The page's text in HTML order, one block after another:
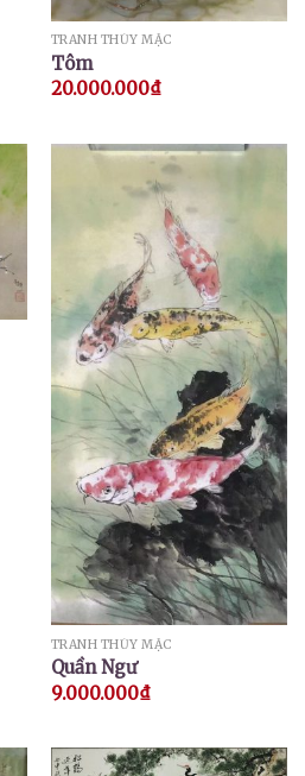
TRANH THỦY MẶC
Tôm
20.000.000₫
TRANH THỦY MẶC
Quần Ngư
9.000.000₫